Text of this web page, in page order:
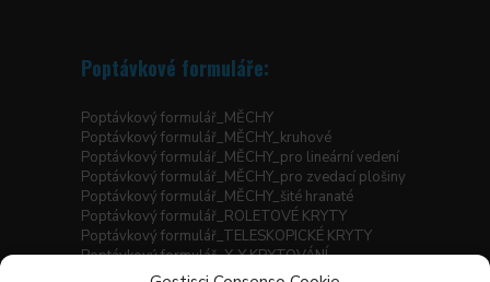
Poptávkové formuláře:
Poptávkový formulář_MĚCHY
Poptávkový formulář_MĚCHY_kruhové
Poptávkový formulář_MĚCHY_pro lineární vedení
Poptávkový formulář_MĚCHY_pro zvedací plošiny
Poptávkový formulář_MĚCHY_šité hranaté
Poptávkový formulář_ROLETOVÉ KRYTY
Poptávkový formulář_TELESKOPICKÉ KRYTY
Poptávkový formulář_X-Y KRYTOVÁNÍ